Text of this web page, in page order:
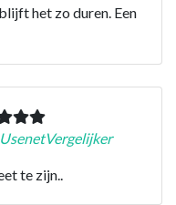
het zo duren. Een
UsenetVergelijker
te zijn..